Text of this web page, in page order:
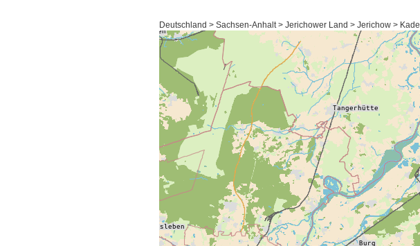
Deutschland > Sachsen-Anhalt > Jerichower Land > Jerichow > Kade